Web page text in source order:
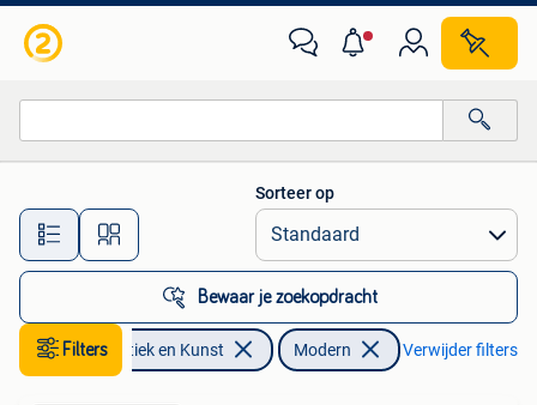
Alle afstanden…
Sorteer op
Bewaar je zoekopdracht
Filters Antiek en Kunst Modern Verwijder filters